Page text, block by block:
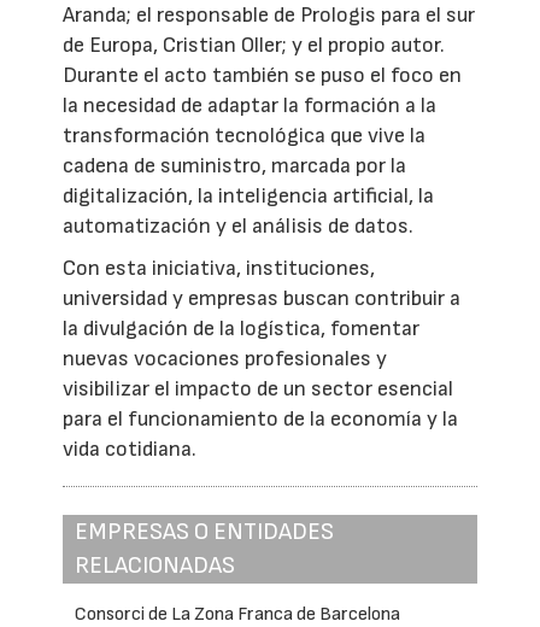
Aranda; el responsable de Prologis para el sur
de Europa, Cristian Oller; y el propio autor.
Durante el acto también se puso el foco en
la necesidad de adaptar la formación a la
transformación tecnológica que vive la
cadena de suministro, marcada por la
digitalización, la inteligencia artificial, la
automatización y el análisis de datos.
Con esta iniciativa, instituciones,
universidad y empresas buscan contribuir a
la divulgación de la logística, fomentar
nuevas vocaciones profesionales y
visibilizar el impacto de un sector esencial
para el funcionamiento de la economía y la
vida cotidiana.
EMPRESAS O ENTIDADES
RELACIONADAS
Consorci de La Zona Franca de Barcelona